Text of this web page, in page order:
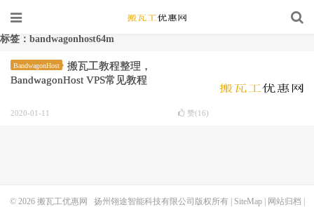
标签：bandwagonhost64m
BandwagonHost
搬瓦工教程整理，
BandwagonHost VPS常见教程
2020-01-11 赞(16)
© 2026 搬瓦工优惠网 扬州翎途智能科技有限公司版权所有 | SiteMap| 网站归档